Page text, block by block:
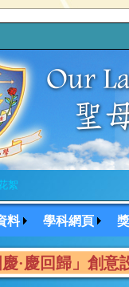
絮
料 學科網頁
慶·慶回歸」創意